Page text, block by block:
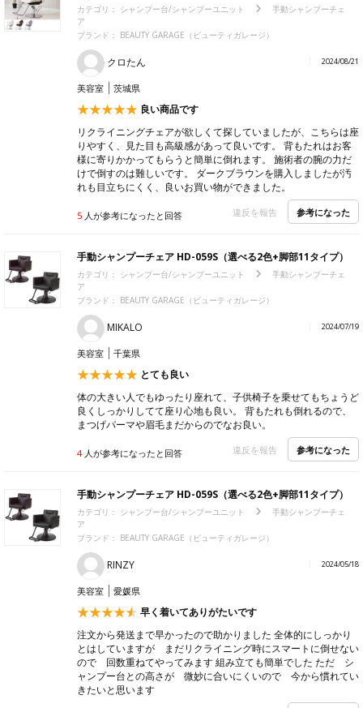
カテゴリ： シャンプー台/シャンプーユニット
手動シャンプーチェ
ア
ブランド： BEAUTY GARAGE（ビューティガレージ）
クロたん 2024/08/21
美容室 茨城県
良い商品です
リクライニングチェアが欲しくて探していましたが、こちらは座
りやすく、見た目も高級感があって良いです。 背もたれはお客
様に寄りかかってもらうと簡単に倒れます。 施術者の腕の力だ
けで倒すのは難しいです。 ダークブラウンを購入しましたが汚
れも目立ちにくく、良いお買い物ができました。
5 人が参考になったと回答 違反を報告 参考になった
手動シャンプーチェア HD-059S（選べる2色+脚部11タイプ）
カテゴリ： シャンプー台/シャンプーユニット
手動シャンプーチェ
ア
ブランド： BEAUTY GARAGE（ビューティガレージ）
MIKALO 2024/07/19
美容室 千葉県
とても良い
体の大きい人でもゆったり座れて、子供椅子を乗せてもちょうど
良くしっかりしてて座り心地も良い。 背もたれも倒れるので、
まつげパーマや眉毛まだからのでなお良い。
4人が参考になったと回答 違反を報告 参考になった
手動シャンプーチェア HD-059S（選べる2色+脚部11タイプ）
カテゴリ： シャンプー台/シャンプーユニット
手動シャンプーチェ
ア
ブランド： BEAUTY GARAGE（ビューティガレージ）
RINZY 2024/05/18
美容室 愛媛県
早く着いてありがたいです
注文から発送まで早かったので助かりました 全体的にしっかり
とはしていますが まだリクライニング時にスマートに倒せない
ので 回数重ねてやってみます 組み立ても簡単でした ただ シ
ャンプー台との高さが 微妙に合いにくいので 今から慣れてい
きたいと思います